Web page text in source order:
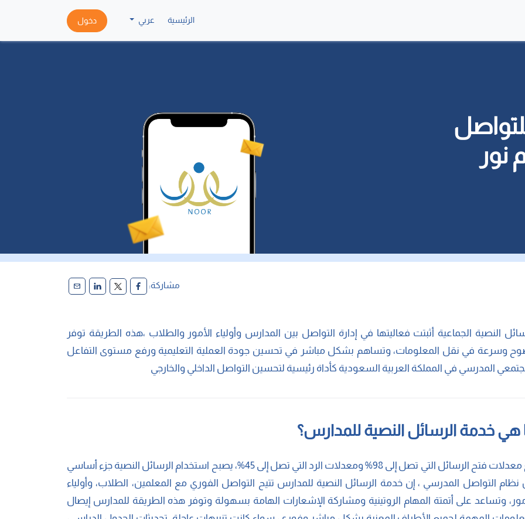
الرئيسية عربي دخول
نور
مشاركة:
النصية الجماعية أثبتت فعاليتها في إدارة التواصل بين المدارس وأولياء الأمور والطلاب ،هذه الطريقة توفر
وسرعة في نقل المعلومات، وتساهم بشكل مباشر في تحسين جودة العملية التعليمية ورفع مستوى التفاعل
المدرسي في المملكة العربية السعودية كأداة رئيسية لتحسين التواصل الداخلي والخارجي
هي خدمة الرسائل النصية للمدارس؟
مع معدلات فتح الرسائل التي تصل إلى 98% ومعدلات الرد التي تصل إلى 45%، يصبح استخدام الرسائل النصية جزء أساسي
التواصل المدرسي ، إن خدمة الرسائل النصية للمدارس تتيح التواصل الفوري مع المعلمين، الطلاب، وأولياء
وتساعد على أتمتة المهام الروتينية ومشاركة الإشعارات الهامة بسهولة وتوفر هذه الطريقة للمدارس إيصال